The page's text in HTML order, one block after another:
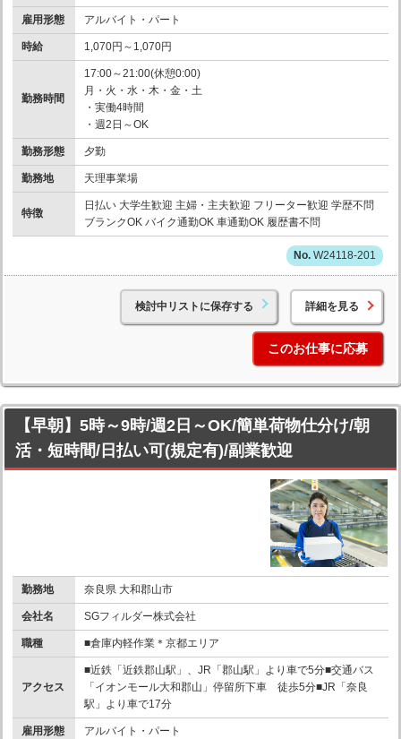
雇用形態 アルバイト・パート
時給 1,070円～1,070円
勤務時間
17:00～21:00(休憩0:00)
月・火・水・木・金・土
・実働4時間
・週2日～OK
勤務形態 夕勤
勤務地 天理事業場
特徴
日払い 大学生歓迎 主婦・主夫歓迎 フリーター歓迎 学歴不問
ブランクOK バイク通勤OK 車通勤OK 履歴書不問
W24118-201
検討中リストに保存する 詳細を見る
このお仕事に応募
【早朝】5時～9時/週2日～OK/簡単荷物仕分け/朝
活・短時間/日払い可(規定有)/副業歓迎
勤務地 奈良県 大和郡山市
会社名 SGフィルダー株式会社
職種 ■倉庫内軽作業＊京都エリア
アクセス
■近鉄「近鉄郡山駅」、JR「郡山駅」より車で5分■交通バス
「イオンモール大和郡山」停留所下車 徒歩5分■JR「奈良
駅」より車で17分
雇用形態 アルバイト・パート